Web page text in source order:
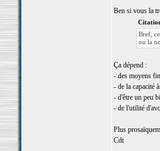
Ben si vous la
Bref,
ou la
Ça dépend :
- des moyens
- de la capacité
- d'être un peu
- de l'utilité
Plus
Cdt